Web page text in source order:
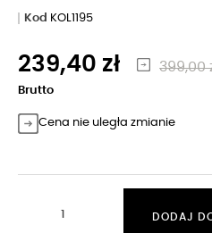
Kod KOL1195
239,40 zł 399,00
Brutto
Cena nie uległa zmianie
DODAJ